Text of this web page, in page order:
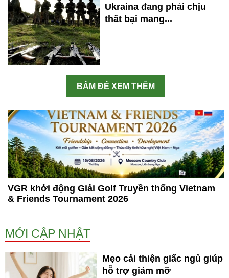
Ukraina đang phải chịu
thất bại mang...
BẤM ĐỂ XEM THÊM
VGR khởi động Giải Golf Truyền thống Vietnam
& Friends Tournament 2026
MỚI CẬP NHẬT
Mẹo cải thiện giấc ngủ giúp
hỗ trợ giảm mỡ